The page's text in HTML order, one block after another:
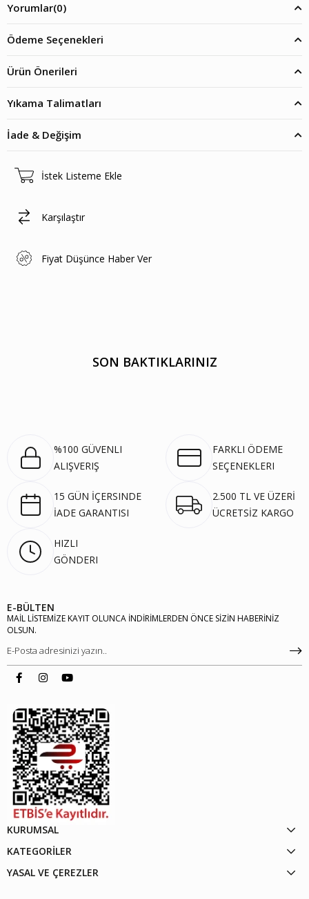
Yorumlar(0)
Ödeme Seçenekleri
Ürün Önerileri
Yıkama Talimatları
İade & Değişim
İstek Listeme Ekle
Karşılaştır
Fiyat Düşünce Haber Ver
SON BAKTIKLARINIZ
%100 GÜVENLI
ALIŞVERIŞ
FARKLI ÖDEME
SEÇENEKLERI
15 GÜN İÇERSINDE
İADE GARANTISI
2.500 TL VE ÜZERİ
ÜCRETSİZ KARGO
HIZLI
GÖNDERI
E-BÜLTEN
MAİL LİSTEMİZE KAYIT OLUNCA İNDİRİMLERDEN ÖNCE SİZİN HABERİNİZ
OLSUN.
KURUMSAL
KATEGORİLER
YASAL VE ÇEREZLER